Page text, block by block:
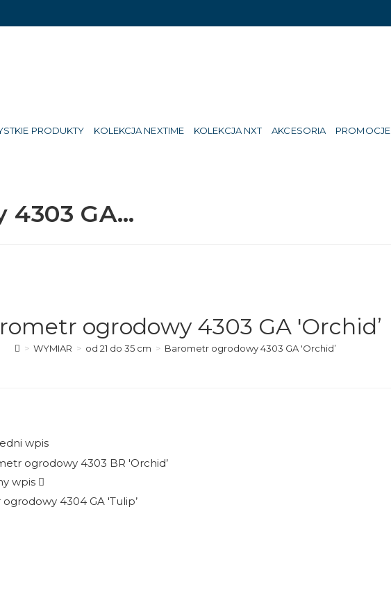
PRODUKTY KOLEKCJA NEXTIME KOLEKCJA NXT AKCESORIA PROMOCJE
GA…
ogrodowy 4303 GA 'Orchid’
> WYMIAR > od 21 do 35 cm > Barometr ogrodowy 4303 GA 'Orchid’
wpis
wpis